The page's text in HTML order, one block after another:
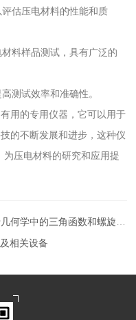
估压电材料的性能和质
料样品测试，具有广泛的
试效率和准确性。
用的专用仪器，它可以用于
的不断发展和进步，这种仪
压电材料的研究和应用提
学中的三角函数和螺旋原理
相关设备